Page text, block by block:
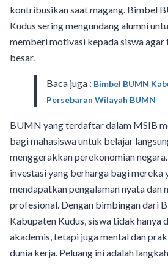
kontribusikan saat magang. Bimbel
Kudus sering mengundang alumni
memberi motivasi kepada siswa
besar.
Baca juga : Bimbel BUMN
Persebaran Wilayah BUMN
BUMN yang terdaftar dalam MSIB
bagi mahasiswa untuk belajar
menggerakkan perekonomian
investasi yang berharga bagi mereka
mendapatkan pengalaman nyata dan
profesional. Dengan bimbingan dari
Kabupaten Kudus, siswa tidak hanya
akademis, tetapi juga mental dan
dunia kerja. Peluang ini adalah